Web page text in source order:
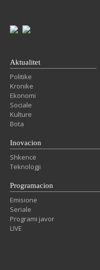
Aktualitet
Politike
Kronike
Ekonomi
Sociale
Kulture
Bota
Inovacion
Shkencë
Teknologji
Programacion
Emisione
Seriale
Programi javor
LIVE